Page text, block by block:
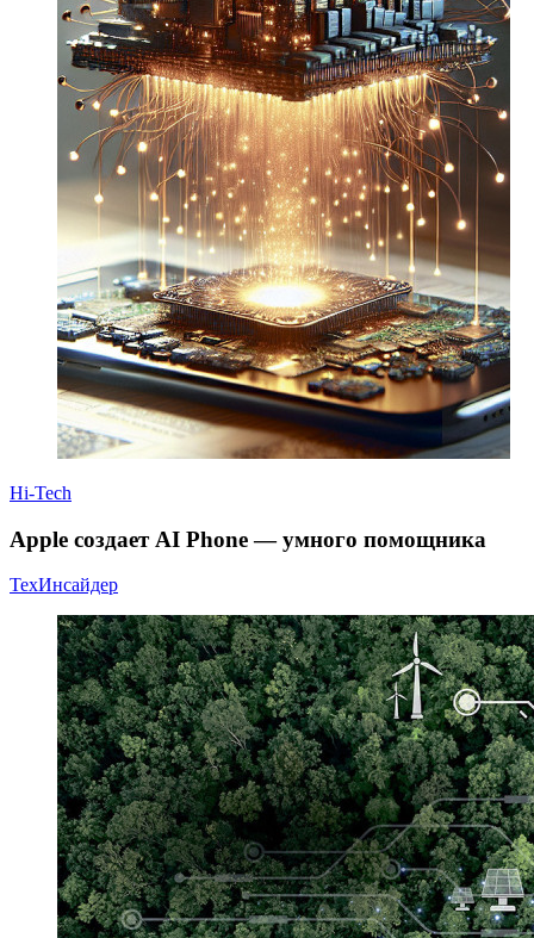
Hi-Tech
Apple создает AI Phone — умного помощника
ТехИнсайдер